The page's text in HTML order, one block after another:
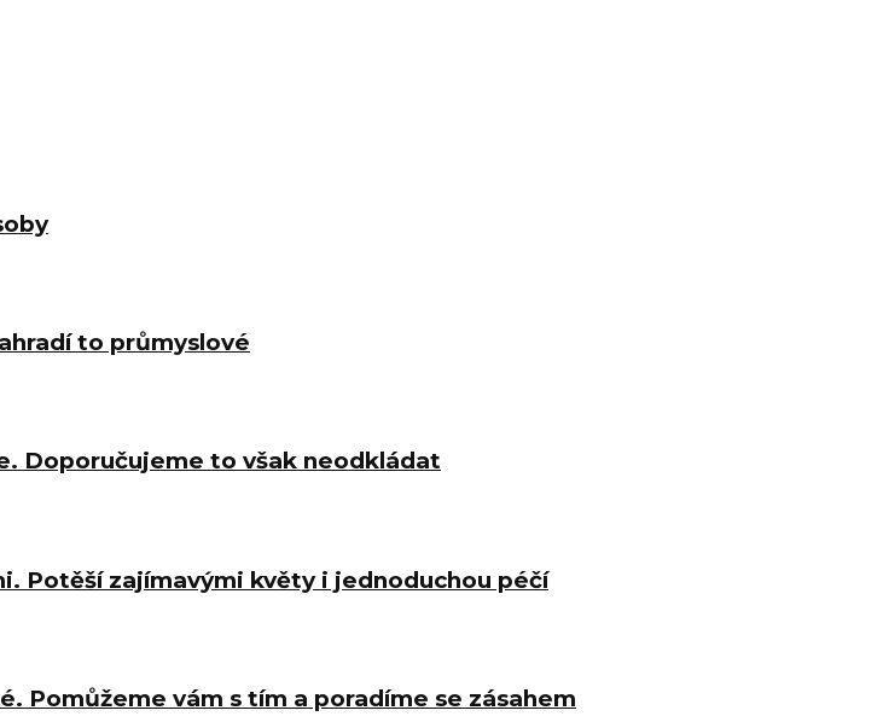
to průmyslové
Doporučujeme to však neodkládat
Potěší zajímavými květy i jednoduchou péčí
Pomůžeme vám s tím a poradíme se zásahem